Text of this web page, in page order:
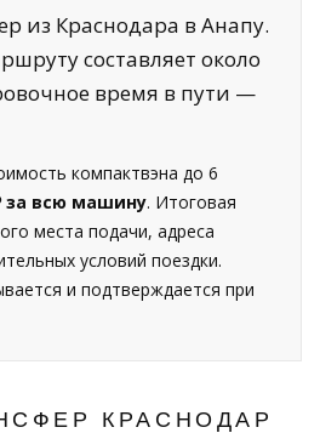
из Краснодара в Анапу.
составляет около
время в пути —
компактвэна до 6
за всю машину. Итоговая
места подачи, адреса
условий поездки.
и подтверждается при
КРАСНОДАР